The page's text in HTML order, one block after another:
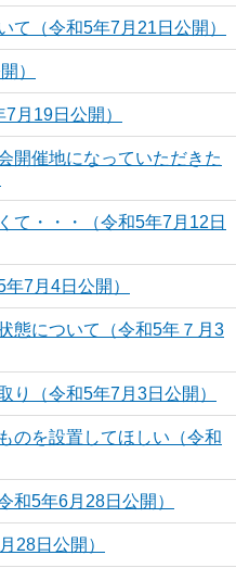
て（令和5年7月21日公開）
）
月19日公開）
開催地になっていただきた
て・・・（令和5年7月12日
7月4日公開）
態について（令和5年７月3
り（令和5年7月3日公開）
のを設置してほしい（令和
和5年6月28日公開）
28日公開）